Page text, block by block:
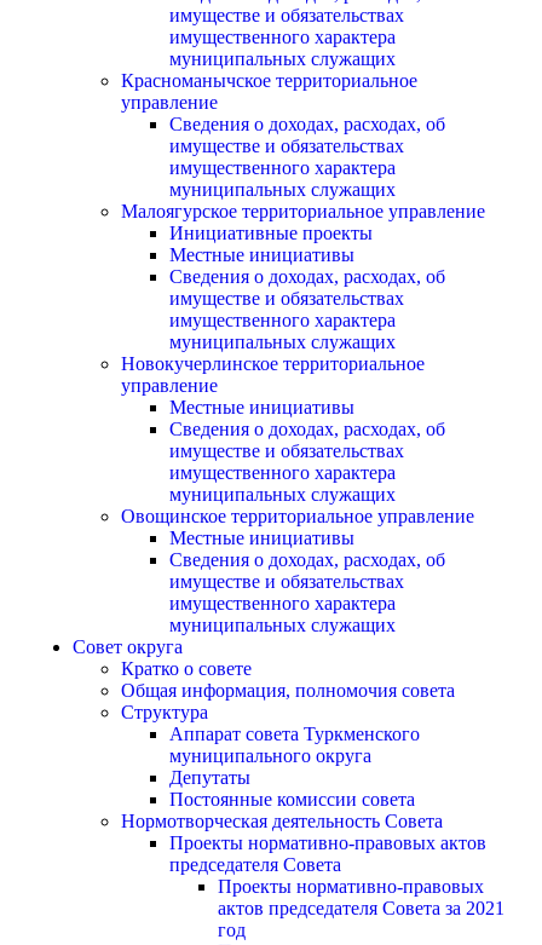
имуществе и обязательствах
имущественного характера
муниципальных служащих
Красноманычское территориальное
управление
Сведения о доходах, расходах, об
имуществе и обязательствах
имущественного характера
муниципальных служащих
Малоягурское территориальное управление
Инициативные проекты
Местные инициативы
Сведения о доходах, расходах, об
имуществе и обязательствах
имущественного характера
муниципальных служащих
Новокучерлинское территориальное
управление
Местные инициативы
Сведения о доходах, расходах, об
имуществе и обязательствах
имущественного характера
муниципальных служащих
Овощинское территориальное управление
Местные инициативы
Сведения о доходах, расходах, об
имуществе и обязательствах
имущественного характера
муниципальных служащих
Совет округа
Кратко о совете
Общая информация, полномочия совета
Структура
Аппарат совета Туркменского
муниципального округа
Депутаты
Постоянные комиссии совета
Нормотворческая деятельность Совета
Проекты нормативно-правовых актов
председателя Cовета
Проекты нормативно-правовых
актов председателя Cовета за 2021
год